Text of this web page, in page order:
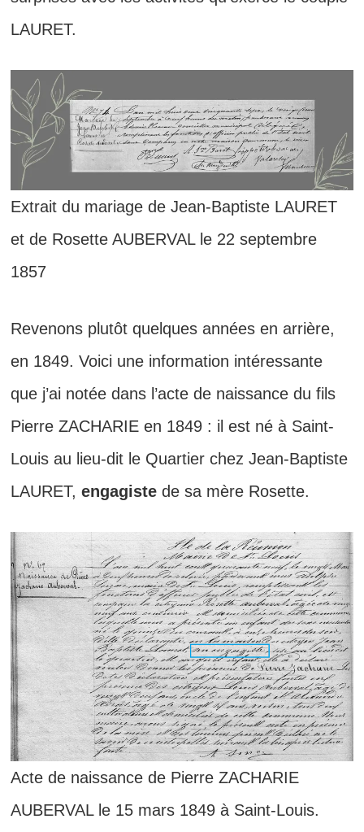
LAURET.
Extrait du mariage de Jean-Baptiste LAURET
et de Rosette AUBERVAL le 22 septembre
1857
Revenons plutôt quelques années en arrière,
en 1849. Voici une information intéressante
que j’ai notée dans l’acte de naissance du fils
Pierre ZACHARIE en 1849 : il est né à Saint-
Louis au lieu-dit le Quartier chez Jean-Baptiste
LAURET, engagistede sa mère Rosette.
Acte de naissance de Pierre ZACHARIE
AUBERVAL le 15 mars 1849 à Saint-Louis.